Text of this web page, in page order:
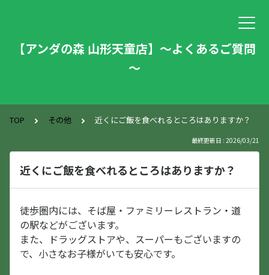
【アンダの森 山形天童店】～よくあるご質問
～
TOP その他 近くにご飯を食べれるところはありますか？
最終更新日 : 2026/03/21
近くにご飯を食べれるところはありますか？
徒歩圏内には、そば屋・ファミリーレストラン・道
の駅などがございます。
また、ドラッグストアや、スーパーもございますの
で、小さなお子様がいても安心です。